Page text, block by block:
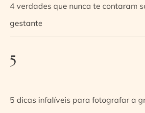
4 verdades que nunca te contaram
gestante
5
5 dicas infalíveis para fotografar a